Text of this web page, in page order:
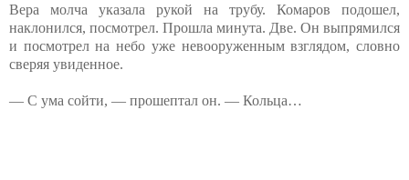
Вера молча указала рукой на трубу. Комаров подошел,
наклонился, посмотрел. Прошла минута. Две. Он выпрямился
и посмотрел на небо уже невооруженным взглядом, словно
сверяя увиденное.
— С ума сойти, — прошептал он. — Кольца…